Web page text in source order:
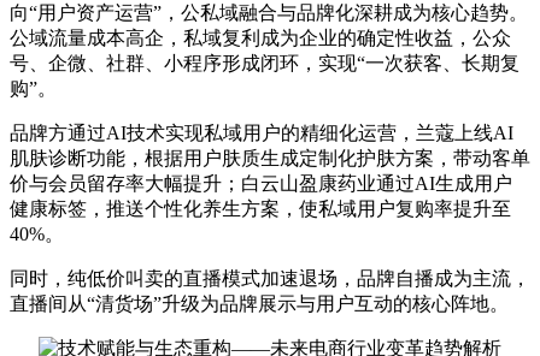
向“用户资产运营”，公私域融合与品牌化深耕成为核心趋势。
公域流量成本高企，私域复利成为企业的确定性收益，公众
号、企微、社群、小程序形成闭环，实现“一次获客、长期复
购”。
品牌方通过AI技术实现私域用户的精细化运营，兰蔻上线AI
肌肤诊断功能，根据用户肤质生成定制化护肤方案，带动客单
价与会员留存率大幅提升；白云山盈康药业通过AI生成用户
健康标签，推送个性化养生方案，使私域用户复购率提升至
40%。
同时，纯低价叫卖的直播模式加速退场，品牌自播成为主流，
直播间从“清货场”升级为品牌展示与用户互动的核心阵地。